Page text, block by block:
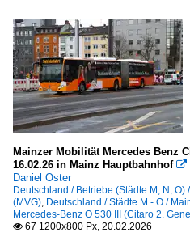
Mainzer Mobilität Mercedes Benz
16.02.26 in Mainz Hauptbahnhof 
Daniel Oster
Deutschland / Betriebe (Städte M, N,
(MVG), Deutschland / Städte M - O /
Mercedes-Benz O 530 III (Citaro 2.
 67 1200x800 Px, 20.02.2026